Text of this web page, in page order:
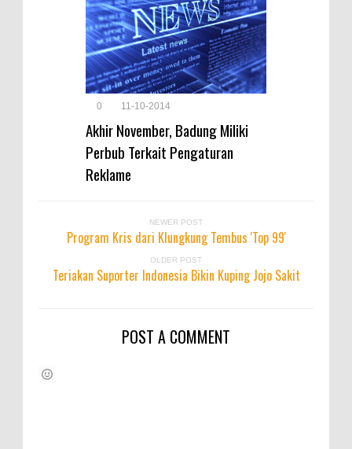
0 11-10-2014
Akhir November, Badung Miliki
Perbub Terkait Pengaturan
Reklame
NEWER POST
Program Kris dari Klungkung Tembus 'Top 99'
OLDER POST
Teriakan Suporter Indonesia Bikin Kuping Jojo Sakit
POST A COMMENT